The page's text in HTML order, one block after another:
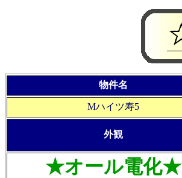
物件名
Mハイツ寿5
外観
★オール電化★